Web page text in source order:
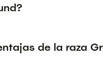
de la raza